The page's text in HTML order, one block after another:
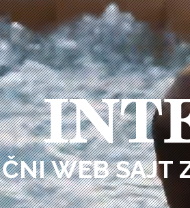
WEB SAJT